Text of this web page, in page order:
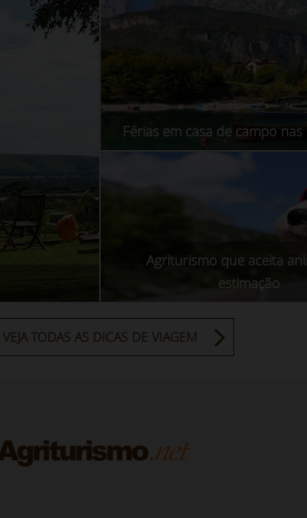
Férias em casa de campo
Agriturismo que aceita
estimação
VEJA TODAS AS DICAS DE VIAGEM